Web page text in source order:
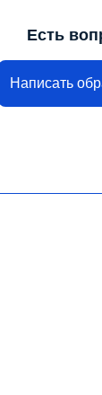
Есть
Написать